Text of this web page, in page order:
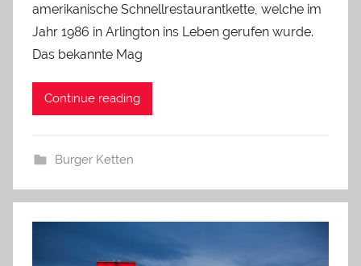
amerikanische Schnellrestaurantkette, welche im
Jahr 1986 in Arlington ins Leben gerufen wurde.
Das bekannte Mag
Continue reading
Burger Ketten